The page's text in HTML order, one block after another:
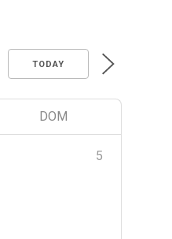
TODAY
DOM
5